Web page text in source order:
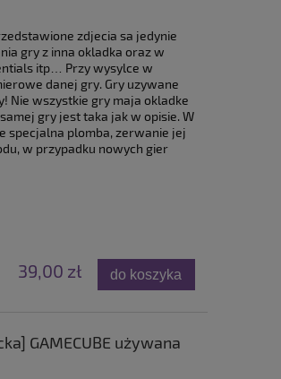
zdjecia sa jedynie
gry z inna okladka oraz w
itp… Przy wysylce w
danej gry. Gry uzywane
Nie wszystkie gry maja okladke
gry jest taka jak w opisie. W
specjalna plomba, zerwanie jej
w przypadku nowych gier
39,00 zł do koszyka
GAMECUBE używana